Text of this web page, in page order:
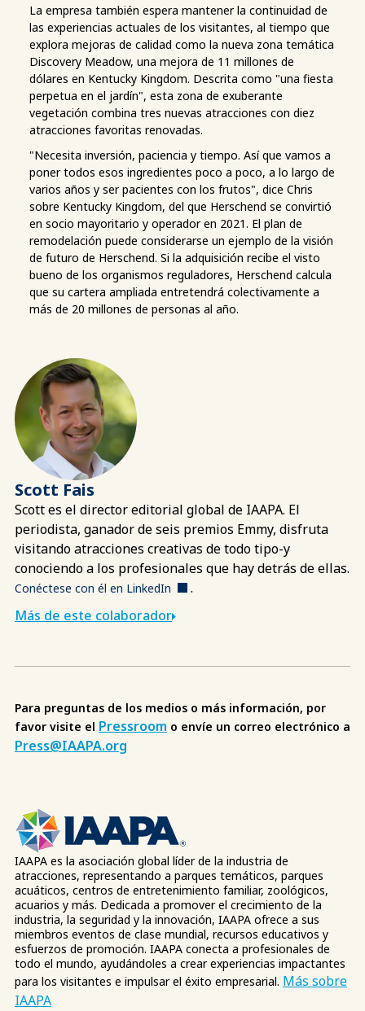
La empresa también espera mantener la continuidad de
las experiencias actuales de los visitantes, al tiempo que
explora mejoras de calidad como la nueva zona temática
Discovery Meadow, una mejora de 11 millones de
dólares en Kentucky Kingdom. Descrita como "una fiesta
perpetua en el jardín", esta zona de exuberante
vegetación combina tres nuevas atracciones con diez
atracciones favoritas renovadas.
"Necesita inversión, paciencia y tiempo. Así que vamos a
poner todos esos ingredientes poco a poco, a lo largo de
varios años y ser pacientes con los frutos", dice Chris
sobre Kentucky Kingdom, del que Herschend se convirtió
en socio mayoritario y operador en 2021. El plan de
remodelación puede considerarse un ejemplo de la visión
de futuro de Herschend. Si la adquisición recibe el visto
bueno de los organismos reguladores, Herschend calcula
que su cartera ampliada entretendrá colectivamente a
más de 20 millones de personas al año.
Scott Fais
Scott es el director editorial global de IAAPA. El
periodista, ganador de seis premios Emmy, disfruta
visitando atracciones creativas de todo tipo-y
conociendo a los profesionales que hay detrás de ellas.
Conéctese con él en LinkedIn
.
Más de este colaborador
Para preguntas de los medios o más información, por
favor visite el Pressroom o envíe un correo electrónico a
Press@IAAPA.org
IAAPA es la asociación global líder de la industria de
atracciones, representando a parques temáticos, parques
acuáticos, centros de entretenimiento familiar, zoológicos,
acuarios y más. Dedicada a promover el crecimiento de la
industria, la seguridad y la innovación, IAAPA ofrece a sus
miembros eventos de clase mundial, recursos educativos y
esfuerzos de promoción. IAAPA conecta a profesionales de
todo el mundo, ayudándoles a crear experiencias impactantes
para los visitantes e impulsar el éxito empresarial. Más sobre
IAAPA